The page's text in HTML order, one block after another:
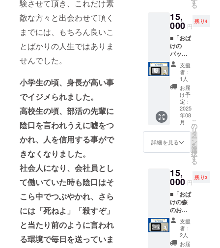
験させて頂き、これだけ素
敵な方々と出会わせて頂く
までには、もちろん良いこ
とばかりの人生ではありま
せんでした。
小学生の頃、身長が高い事
でイジメられました。
高校生の頃、部活の先輩に
陰口を言われうえに嘘をつ
かれ、人を信用する事がで
きなくなりました。
社会人になり、会社員とし
て働いていた時も陰口はそ
こら中でつぶやかれ、さら
には「死ねよ」「殺すぞ」
と当たり前のように言われ
る環境で毎日を送っていま
絵本を
受け取
りに来
られな
かった
方は、
後日池
本と会
うタイ
ミング
にお渡
しさせ
てくだ
さい。※
当日受
時、お
名前や
を確認
させて
頂きま
す。※天
災地変
（地
震、津
波、洪
水、台
風、火
うして
も当日
来るこ
とが難
しい場
合は、
池本の
メール
もしく
Instagr
amの
DMにて
ご連絡
頂ける
と助か
絵本を
受け取
りに来
られな
かった
方は、
後日池
本と会
うタイ
ミング
希望の
方に
は、当
日手書
きでお
名前を
入れさ
せてい
ただき
ます。※
絵の裏
には、
手書き
「Than
k
you♪」
ます。※
郵送で
しは受
け付け
ており
ませ
ん。※ど
うして
も当日
る
15,
000 円
残り4
■「おば
けの
パッチ
と星海
の図書
館」額
入りの
複製原
画を受
け取る
■※サイ
ズはA4
サイズ
ほどを
予定し
ご希望
の方に
は、当
日手書
きでお
名前を
入れさ
せてい
ただき
ます。※
支援
者：
1人
お届
け予
定：
2025
年08
月
詳細を見る
こ
の
リ
タ
ー
ン
を
選
択
す
る
15,
000 円
残り3
■「おば
けの森
のおも
ちゃ
箱」額
入りの
複製原
支援
者：
2人
お届